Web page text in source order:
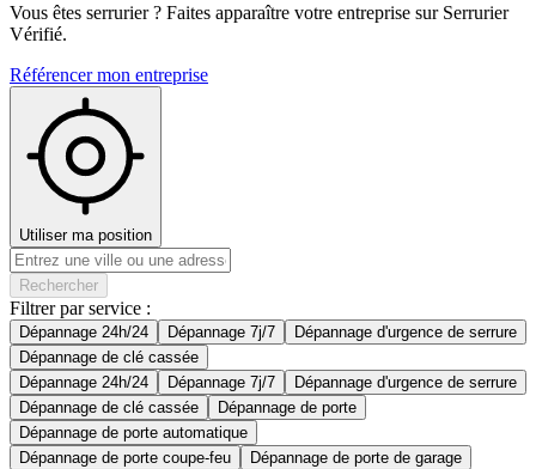
Vous êtes serrurier ? Faites apparaître votre entreprise sur Serrurier
Vérifié.
Référencer mon entreprise
Utiliser ma position
Rechercher
Filtrer par service :
Dépannage 24h/24 Dépannage 7j/7
Dépannage d'urgence de serrure
Dépannage de clé cassée
Dépannage 24h/24
Dépannage 7j/7
Dépannage d'urgence de serrure
Dépannage de clé cassée
Dépannage de porte
Dépannage de porte automatique
Dépannage de porte coupe-feu
Dépannage de porte de garage